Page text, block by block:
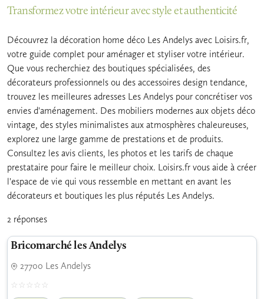
Transformez votre intérieur avec style et authenticité
Découvrez la décoration home déco Les Andelys avec Loisirs.fr,
votre guide complet pour aménager et styliser votre intérieur.
Que vous recherchiez des boutiques spécialisées, des
décorateurs professionnels ou des accessoires design tendance,
trouvez les meilleures adresses Les Andelys pour concrétiser vos
envies d'aménagement. Des mobiliers modernes aux objets déco
vintage, des styles minimalistes aux atmosphères chaleureuses,
explorez une large gamme de prestations et de produits.
Consultez les avis clients, les photos et les tarifs de chaque
prestataire pour faire le meilleur choix. Loisirs.fr vous aide à créer
l'espace de vie qui vous ressemble en mettant en avant les
décorateurs et boutiques les plus réputés Les Andelys.
2 réponses
Bricomarché les Andelys
27700 Les Andelys